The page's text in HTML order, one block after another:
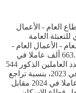
العام - الأعمال
للتعبئة العامة
- الأعمال العام -
بلغت 620.1 ألف عاملا في عام 2024 مقابل 663.3 ألف عاملا في
عام 2023، وذلك بنسبة إنخفاض 6.5%. وبلغ عدد العاملين الذكور 544
ألف عاملا في 2024 مقابل 580.2 ألف عاملا في 2023، بنسبة تراجع
6.2%. وسجل عدد العاملات الإناث 76.1 ألف عاملا في 2024 مقابل